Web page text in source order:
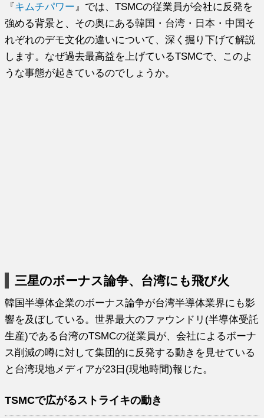
『キムチパワー 』では、TSMCの従業員が会社に反発を
強める背景と、その奥にある韓国・台湾・日本・中国そ
れぞれのデモ文化の違いについて、深く掘り下げて解説
します。なぜ過去最高益を上げているTSMCで、このよ
うな事態が起きているのでしょうか。
三星のボーナス論争、台湾にも飛び火
韓国半導体企業のボーナス論争が台湾半導体業界にも影
響を及ぼしている。世界最大のファウンドリ(半導体受託
生産)である台湾のTSMCの従業員が、会社によるボーナ
ス削減の噂に対して集団的に反発する動きを見せている
と台湾現地メディアが23日(現地時間)報じた。
TSMCで広がるストライキの動き